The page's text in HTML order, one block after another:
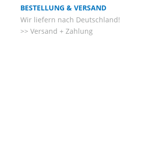
BESTELLUNG & VERSAND
Wir liefern nach Deutschland!
Versand + Zahlung